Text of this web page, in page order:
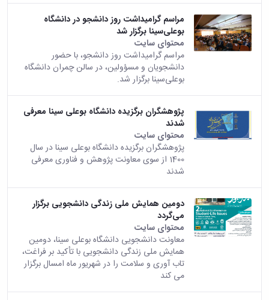
مراسم گرامیداشت روز دانشجو در دانشگاه
بوعلی‌سینا برگزار شد
محتوای سایت
مراسم گرامیداشت روز دانشجو، با حضور
دانشجویان و مسؤولین، در سالن چمران دانشگاه
بوعلی‌سینا برگزار شد.
پژوهشگران برگزیده دانشگاه بوعلی سینا معرفی
شدند
محتوای سایت
پژوهشگران برگزیده دانشگاه بوعلی سینا در سال
1400 از سوی معاونت پژوهش و فناوری معرفی
شدند
دومین همایش ملی زندگی دانشجویی برگزار
می‌گردد
محتوای سایت
معاونت دانشجویی دانشگاه بوعلی سینا، دومین
همایش ملی زندگی دانشجویی با تأکید بر فراغت،
تاب آوری و سلامت را در شهریور ماه امسال برگزار
می کند